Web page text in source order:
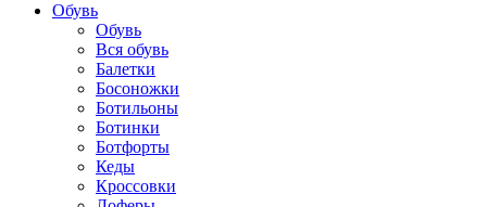
Обувь
Обувь
Вся обувь
Балетки
Босоножки
Ботильоны
Ботинки
Ботфорты
Кеды
Кроссовки